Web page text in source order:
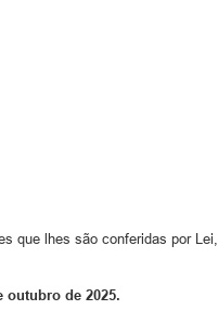
que lhes são conferidas por Lei,
outubro de 2025.